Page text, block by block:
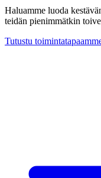
Haluamme luoda
teidän pienimmätkin
Tutustu